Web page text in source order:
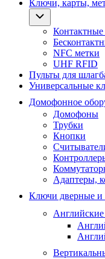
Ключи, карты,
NFC метки
UHF RFID
Пульты для
Универсальные
Домофонное
Домофоны
Трубки
Кнопки
Адаптеры,
Ключи дверные и
Английские